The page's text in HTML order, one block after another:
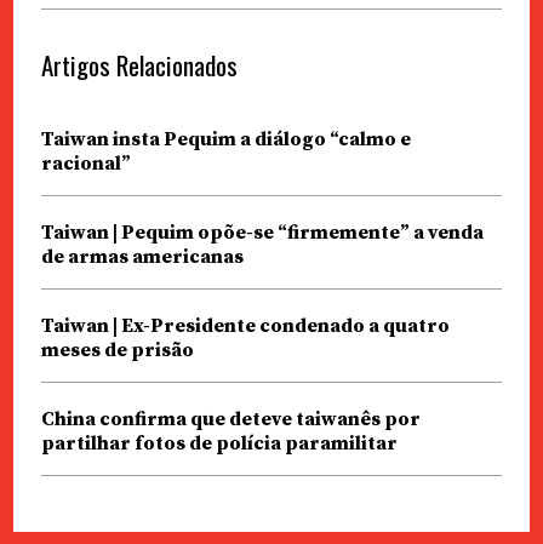
Artigos Relacionados
Taiwan insta Pequim a diálogo “calmo e
racional”
Taiwan | Pequim opõe-se “firmemente” a venda
de armas americanas
Taiwan | Ex-Presidente condenado a quatro
meses de prisão
China confirma que deteve taiwanês por
partilhar fotos de polícia paramilitar